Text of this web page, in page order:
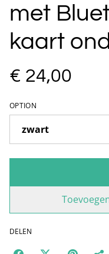
met
kaart
€ 24,00
OPTION
DELEN